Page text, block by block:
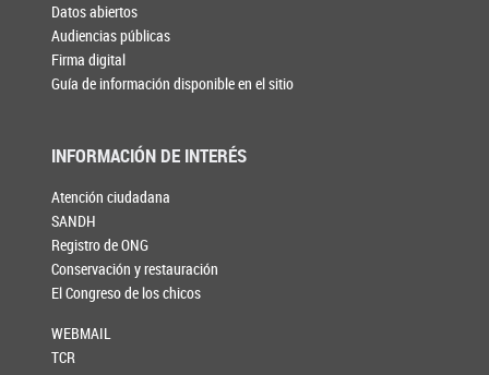
Datos abiertos
Audiencias públicas
Firma digital
Guía de información disponible en el sitio
INFORMACIÓN DE INTERÉS
Atención ciudadana
SANDH
Registro de ONG
Conservación y restauración
El Congreso de los chicos
WEBMAIL
TCR